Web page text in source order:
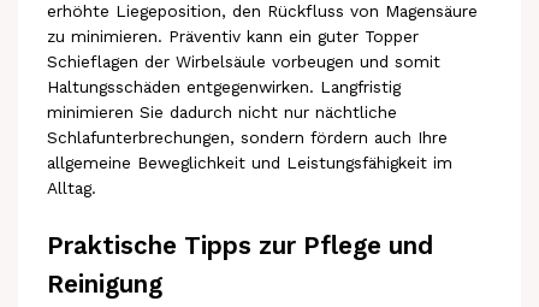
erhöhte Liegeposition, den Rückfluss von Magensäure
zu minimieren. Präventiv kann ein guter Topper
Schieflagen der Wirbelsäule vorbeugen und somit
Haltungsschäden entgegenwirken. Langfristig
minimieren Sie dadurch nicht nur nächtliche
Schlafunterbrechungen, sondern fördern auch Ihre
allgemeine Beweglichkeit und Leistungsfähigkeit im
Alltag.
Praktische Tipps zur Pflege und
Reinigung